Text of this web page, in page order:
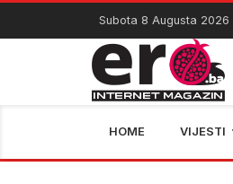
Skip
content
Subota 8 Augusta 2026
HOME VIJESTI